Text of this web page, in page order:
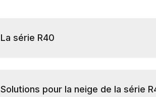
La série R40
Solutions pour la neige de la série